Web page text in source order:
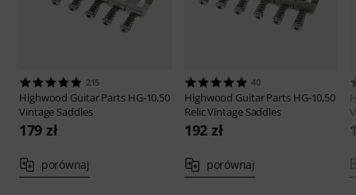
215
Highwood Guitar Parts HG-10,50
Vintage Saddles
179 zł
porównaj
40
Highwood Guitar Parts HG-10,50
Relic Vintage Saddles
192 zł
porównaj